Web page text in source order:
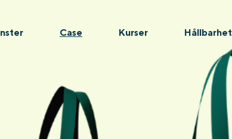
Case Kurser Hållbarhet